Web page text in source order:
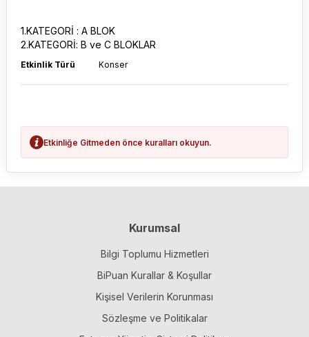
1.KATEGORİ : A BLOK
2.KATEGORİ: B ve C BLOKLAR
Etkinlik Türü Konser
Etkinliğe Gitmeden önce kuralları okuyun.
Kurumsal
Bilgi Toplumu Hizmetleri
BiPuan Kurallar & Koşullar
Kişisel Verilerin Korunması
Sözleşme ve Politikalar